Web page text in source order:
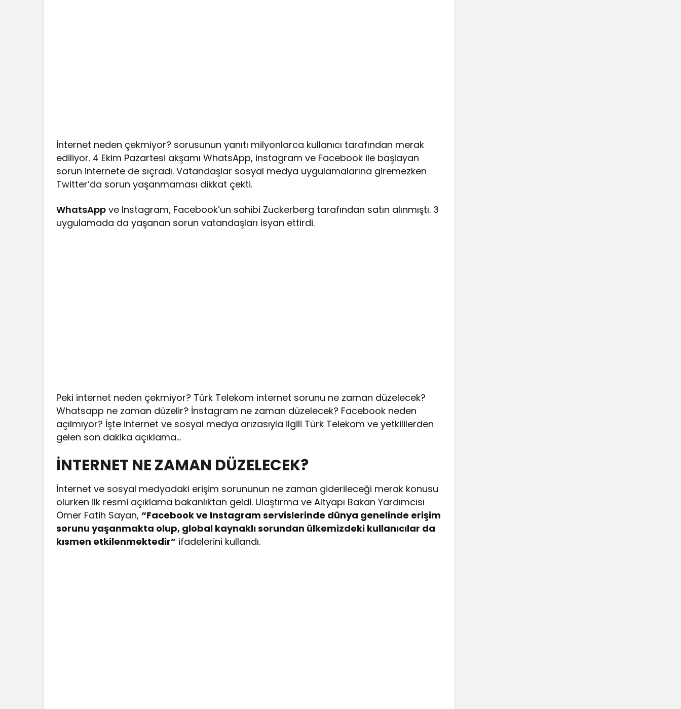
İnternet neden çekmiyor? sorusunun yanıtı milyonlarca kullanıcı tarafından merak
ediliyor. 4 Ekim Pazartesi akşamı WhatsApp, instagram ve Facebook ile başlayan
sorun internete de sıçradı. Vatandaşlar sosyal medya uygulamalarına giremezken
Twitter’da sorun yaşanmaması dikkat çekti.
WhatsApp ve Instagram, Facebook’un sahibi Zuckerberg tarafından satın alınmıştı. 3
uygulamada da yaşanan sorun vatandaşları isyan ettirdi.
Peki internet neden çekmiyor? Türk Telekom internet sorunu ne zaman düzelecek?
Whatsapp ne zaman düzelir? İnstagram ne zaman düzelecek? Facebook neden
açılmıyor? İşte internet ve sosyal medya arızasıyla ilgili Türk Telekom ve yetkililerden
gelen son dakika açıklama…
İNTERNET NE ZAMAN DÜZELECEK?
İnternet ve sosyal medyadaki erişim sorununun ne zaman giderileceği merak konusu
olurken ilk resmi açıklama bakanlıktan geldi. Ulaştırma ve Altyapı Bakan Yardımcısı
Ömer Fatih Sayan,“Facebook ve Instagram servislerinde dünya genelinde erişim
sorunu yaşanmakta olup, global kaynaklı sorundan ülkemizdeki kullanıcılar da
kısmen etkilenmektedir” ifadelerini kullandı.